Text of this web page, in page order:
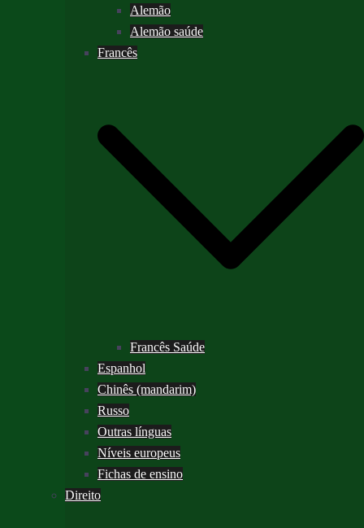
Alemão
Alemão saúde
Francês
Francês Saúde
Espanhol
Chinês (mandarim)
Russo
Outras línguas
Níveis europeus
Fichas de ensino
Direito